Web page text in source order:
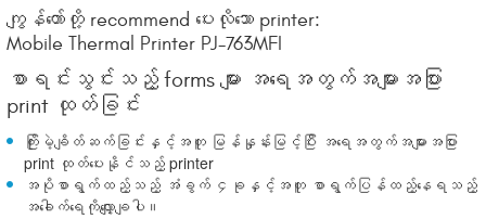
ကျွန်တော်တို့ recommend ပေးလိုသော printer:
Mobile Thermal Printer PJ-763MFI
စာရင်းသွင်းသည့် forms များ အရေအတွက်အများအပြား
print ထုတ်ခြင်း
ကြိုးမဲ့ချိတ်ဆက်ခြင်းနှင့်အတူ မြန်နှုန်းမြင့်ပြီး အရေအတွက်အများအပြား
print ထုတ်ပေးနိုင်သည့် printer
အပိုစာရွက်ထည့်သည့် အံခွက် ၄ခုနှင့်အတူ စာရွက်ပြန်ထည့်နေရသည့်
အခေါက်ရေကိုလျှော့ချပါ။